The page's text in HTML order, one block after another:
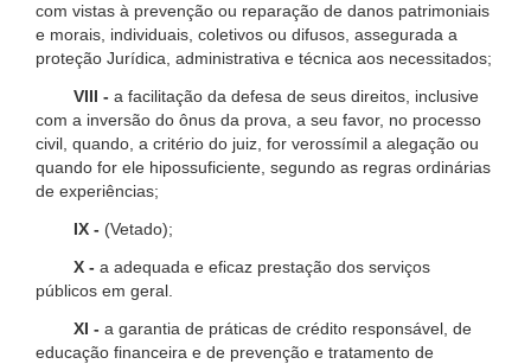
com vistas à prevenção ou reparação de danos patrimoniais
e morais, individuais, coletivos ou difusos, assegurada a
proteção Jurídica, administrativa e técnica aos necessitados;
VIII - a facilitação da defesa de seus direitos, inclusive
com a inversão do ônus da prova, a seu favor, no processo
civil, quando, a critério do juiz, for verossímil a alegação ou
quando for ele hipossuficiente, segundo as regras ordinárias
de experiências;
IX - (Vetado);
X - a adequada e eficaz prestação dos serviços
públicos em geral.
XI - a garantia de práticas de crédito responsável, de
educação financeira e de prevenção e tratamento de